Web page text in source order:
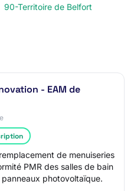
90-Territoire de Belfort
- EAM de
de menuiseries
PMR des salles de bain
photovoltaïque.